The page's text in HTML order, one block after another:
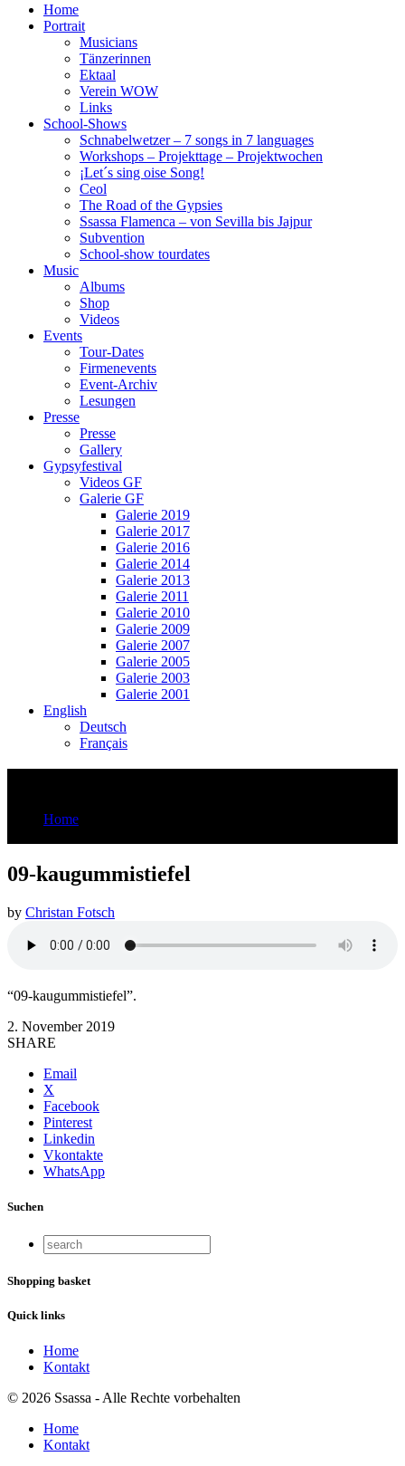
Home
Portrait
Musicians
Tänzerinnen
Ektaal
Verein WOW
Links
School-Shows
Schnabelwetzer – 7 songs in 7 languages
Workshops – Projekttage – Projektwochen
¡Let´s sing oise Song!
Ceol
The Road of the Gypsies
Ssassa Flamenca – von Sevilla bis Jajpur
Subvention
School-show tourdates
Music
Albums
Shop
Videos
Events
Tour-Dates
Firmenevents
Event-Archiv
Lesungen
Presse
Presse
Gallery
Gypsyfestival
Videos GF
Galerie GF
Galerie 2019
Galerie 2017
Galerie 2016
Galerie 2014
Galerie 2013
Galerie 2011
Galerie 2010
Galerie 2009
Galerie 2007
Galerie 2005
Galerie 2003
Galerie 2001
English
Deutsch
Français
Home
09-kaugummistiefel
by Christan Fotsch
“09-kaugummistiefel”.
2. November 2019
SHARE
Email
X
Facebook
Pinterest
Linkedin
Vkontakte
WhatsApp
Suchen
Shopping basket
Quick links
Home
Kontakt
© 2026 Ssassa - Alle Rechte vorbehalten
Home
Kontakt